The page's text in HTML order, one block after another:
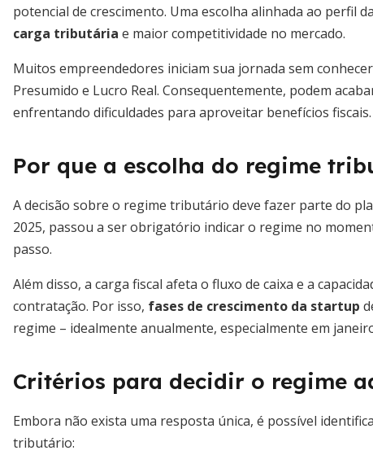
potencial de crescimento. Uma escolha alinhada ao perfil
carga tributária e maior competitividade no mercado.
Muitos empreendedores iniciam sua jornada sem
Presumido e Lucro Real. Consequentemente, podem
enfrentando dificuldades para aproveitar benefícios fiscais.
Por que a escolha do regime
A decisão sobre o regime tributário deve fazer parte do
2025, passou a ser obrigatório indicar o regime no
passo.
Além disso, a carga fiscal afeta o fluxo de caixa e a
contratação. Por isso, fases de crescimento da startup
regime – idealmente anualmente, especialmente em
Critérios para decidir o regime
Embora não exista uma resposta única, é possível
tributário: